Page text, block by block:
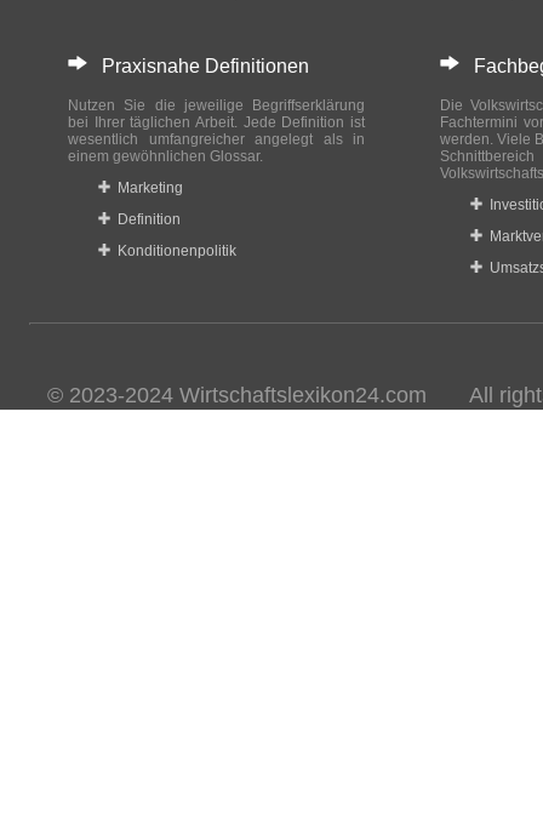
Praxisnahe Definitionen
Nutzen Sie die jeweilige Begriffserklärung
bei Ihrer täglichen Arbeit. Jede Definition ist
wesentlich umfangreicher angelegt als in
einem gewöhnlichen Glossar.
Marketing
Definition
Konditionenpolitik
Die
Fachtermini
werden. Viele
© 2023-2024 Wirtschaftslexikon24.com All